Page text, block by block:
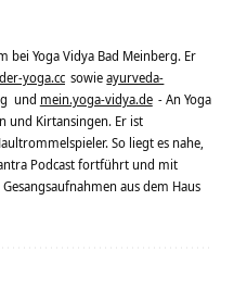
bei Yoga Vidya Bad Meinberg. Er
yoga.cc sowieayurveda-
und mein.yoga-vidya.de - An Yoga
und Kirtansingen. Er ist
So liegt es nahe,
Podcast fortführt und mit
aus dem Haus